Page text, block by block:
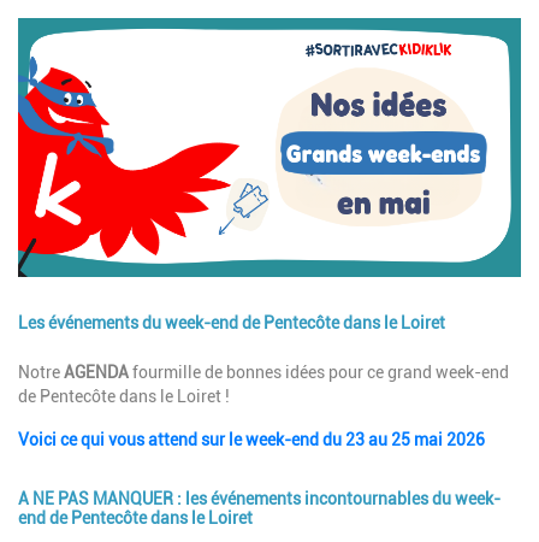
Image
Les événements du week-end de Pentecôte dans le Loiret
Description
NotreAGENDAfourmille de bonnes idées pour ce grand week-end
de Pentecôte dans le Loiret !
Voici ce qui vous attend sur le week-end du 23 au 25 mai 2026
A NE PAS MANQUER : les événements incontournables du week-
end de Pentecôte dans le Loiret